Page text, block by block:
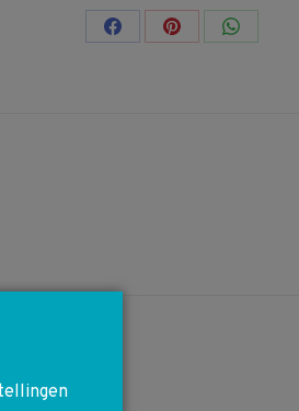
Share Share Share